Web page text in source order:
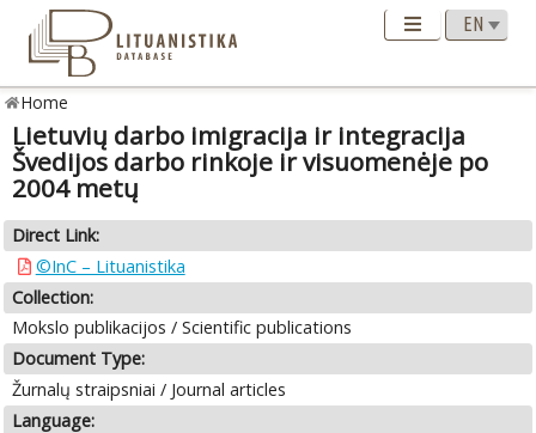
Home
Lietuvių darbo imigracija ir integracija
Švedijos darbo rinkoje ir visuomenėje po
2004 metų
Direct Link:
©InC – Lituanistika
Collection:
Mokslo publikacijos / Scientific publications
Document Type:
Žurnalų straipsniai / Journal articles
Language: